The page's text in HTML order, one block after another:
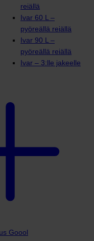
reiällä
Ivar 60 L –
pyöreällä reiällä
Ivar 90 L –
pyöreällä reiällä
Ivar – 3:lle jakeelle
Goool